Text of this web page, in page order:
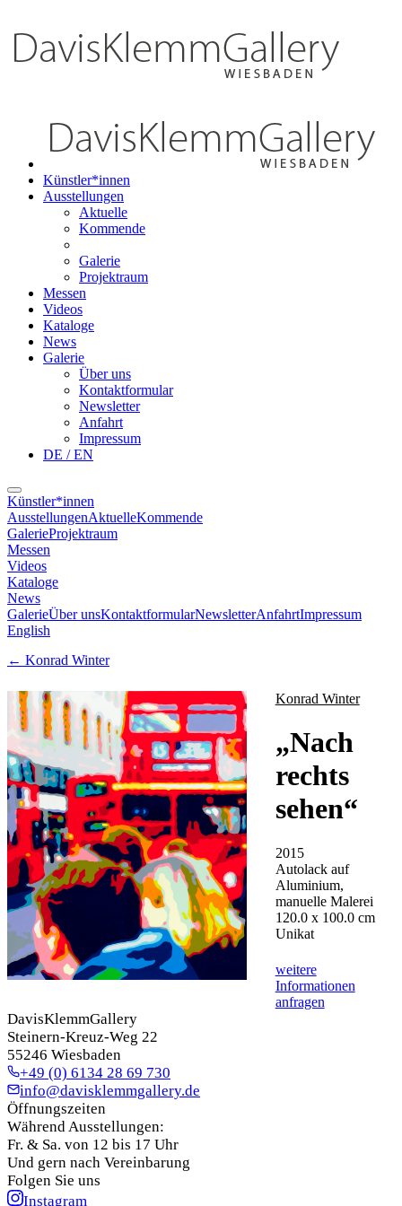
Künstler*innen
Ausstellungen
Aktuelle
Kommende
Galerie
Projektraum
Messen
Videos
Kataloge
News
Galerie
Über uns
Kontaktformular
Newsletter
Anfahrt
Impressum
DE / EN
Künstler*innen
AusstellungenAktuelleKommende
GalerieProjektraum
Messen
Videos
Kataloge
News
GalerieÜber unsKontaktformularNewsletterAnfahrtImpressum
English
← Konrad Winter
Konrad Winter
„Nach
rechts
sehen“
2015
Autolack auf
Aluminium,
manuelle Malerei
120.0 x 100.0 cm
Unikat
weitere
Informationen
anfragen
DavisKlemmGallery
Steinern-Kreuz-Weg 22
55246 Wiesbaden
+49 (0) 6134 28 69 730
info@davisklemmgallery.de
Öffnungszeiten
Während Ausstellungen:
Fr. & Sa. von 12 bis 17 Uhr
Und gern nach Vereinbarung
Folgen Sie uns
Instagram